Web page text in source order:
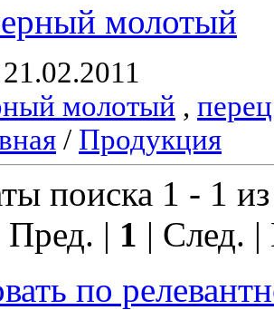
молотый
молотый , перец
/ Продукция
поиска 1 - 1
Пред. | 1 | След.
по